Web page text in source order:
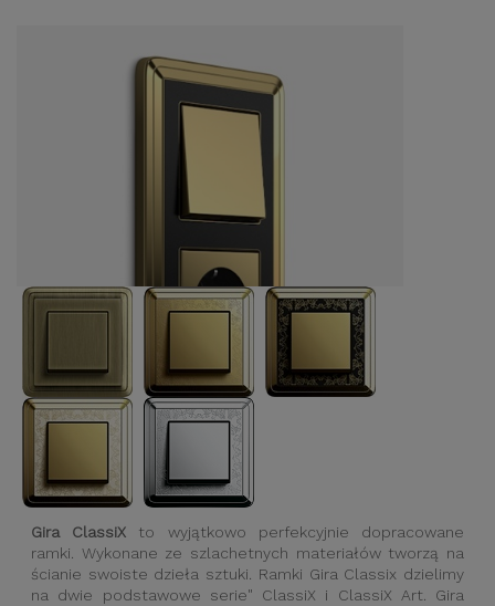
Gira ClassiX to wyjątkowo perfekcyjnie dopracowane
ramki. Wykonane ze szlachetnych materiałów tworzą na
ścianie swoiste dzieła sztuki. Ramki Gira Classix dzielimy
na dwie podstawowe serie" ClassiX i ClassiX Art. Gira